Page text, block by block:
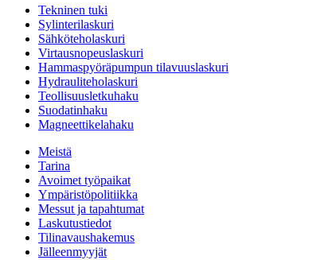
Tekninen tuki
Sylinterilaskuri
Sähköteholaskuri
Virtausnopeuslaskuri
Hammaspyöräpumpun tilavuuslaskuri
Hydrauliteholaskuri
Teollisuusletkuhaku
Suodatinhaku
Magneettikelahaku
Meistä
Tarina
Avoimet työpaikat
Ympäristöpolitiikka
Messut ja tapahtumat
Laskutustiedot
Tilinavaushakemus
Jälleenmyyjät